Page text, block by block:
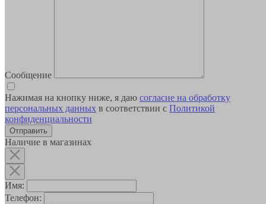
Сообщение
Нажимая на кнопку ниже, я даю согласие на обработку
персональных данных в соответствии с Политикой
конфиденциальности
Наличие в магазинах
Имя:
Телефон: